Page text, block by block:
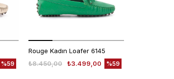
%59
Rouge Kadın Loafer 6145
₺3.499,00
₺8.450,00 %59